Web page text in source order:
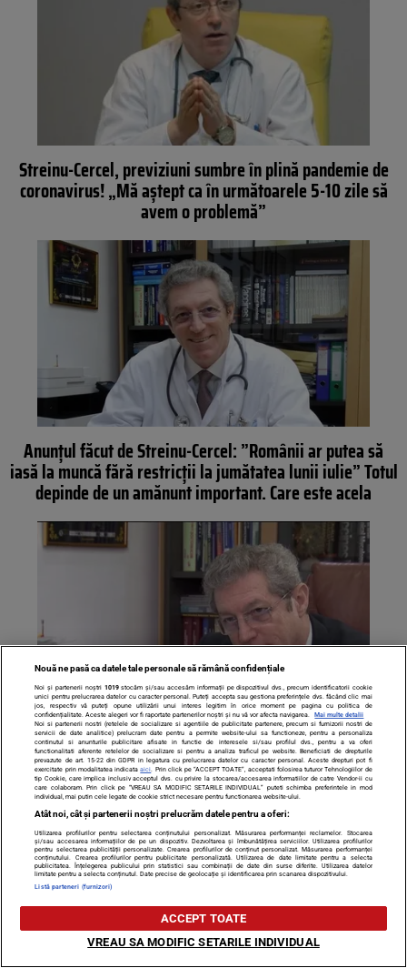
Streinu-Cercel, previziuni sumbre în plină pandemie de
coronavirus! „Mă aștept ca în următoarele 5-10 zile să
avem o problemă”
Anunțul făcut de Streinu-Cercel: ”Românii ar putea să
iasă la muncă fără restricții la jumătatea lunii iulie” Totul
depinde de un amănunt important. Care este acela
Medicul Adrian Streinu-Cercel, mesaj tranșant referitor
la noaptea de Înviere: ”Nu ieșiți din casă! Nu vă întâlniți
cu cei care vin de pe stradă. Pot să fie contaminați”
Nouă ne pasă ca datele tale personale să rămână confidențiale
Noi și partenerii noștri 1019stocăm și/sau accesăm informații pe dispozitivul dvs., precum identificatorii cookie
unici pentru prelucrarea datelor cu caracter personal. Puteți accepta sau gestiona preferințele dvs. făcând clic mai
jos, respectiv vă puteți opune utilizării unui interes legitim în orice moment pe pagina cu politica de
confidențialitate. Aceste alegeri vor fi raportate partenerilor noștri și nu vă vor afecta navigarea.
Mai multe detalii
Noi si partenerii nostri (retelele de socializare si agentiile de publicitate partenere, precum si furnizorii nostri de
servicii de date analitice) prelucram date pentru a permite website-ului sa functioneze, pentru a personaliza
continutul si anunturile publicitare afisate in functie de interesele si/sau profilul dvs., pentru a va oferi
functionalitati aferente retelelor de socializare si pentru a analiza traficul pe website. Beneficiati de drepturile
prevazute de art. 15-22 din GDPR in legatura cu prelucrarea datelor cu caracter personal. Aceste drepturi pot fi
exercitate prin modalitatea indicataaici . Prin click pe “ACCEPT TOATE”, acceptati folosirea tuturor Tehnologiilor de
tip Cookie, care implica inclusiv acceptul dvs. cu privire la stocarea/accesarea informatiilor de catre Vendor-ii cu
care colaboram. Prin click pe “VREAU SA MODIFIC SETARILE INDIVIDUAL” puteti schimba preferintele in mod
individual, mai putin cele legate de cookie strict necesare pentru functionarea website-ului.
Atât noi, cât și partenerii noștri prelucrăm datele pentru a oferi:
Utilizarea profilurilor pentru selectarea conținutului personalizat. Măsurarea performanței reclamelor. Stocarea
și/sau accesarea informațiilor de pe un dispozitiv. Dezvoltarea și îmbunătățirea serviciilor. Utilizarea profilurilor
pentru selectarea publicității personalizate. Crearea profilurilor de conținut personalizat. Măsurarea performanței
conținutului. Crearea profilurilor pentru publicitate personalizată. Utilizarea de date limitate pentru a selecta
publicitatea. Înțelegerea publicului prin statistici sau combinații de date din surse diferite. Utilizarea datelor
limitate pentru a selecta conținutul. Date precise de geolocație și identificarea prin scanarea dispozitivului.
Listă parteneri (furnizori)
ACCEPT TOATE
VREAU SA MODIFIC SETARILE INDIVIDUAL